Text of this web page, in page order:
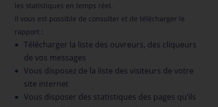
les statistiques en temps réel.
Il vous est possible de consulter et de télécharger le
rapport :
Télécharger la liste des ouvreurs, des cliqueurs
de vos messages
Vous disposez de la liste des visiteurs de votre
site internet
Vous disposer des statistiques des pages qu’ils